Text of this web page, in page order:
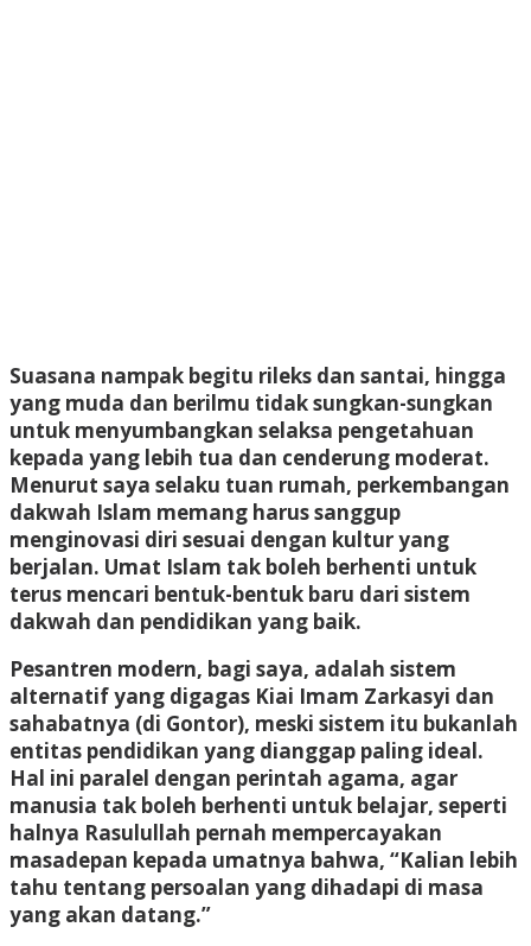
Suasana nampak begitu rileks dan santai, hingga
yang muda dan berilmu tidak sungkan-sungkan
untuk menyumbangkan selaksa pengetahuan
kepada yang lebih tua dan cenderung moderat.
Menurut saya selaku tuan rumah, perkembangan
dakwah Islam memang harus sanggup
menginovasi diri sesuai dengan kultur yang
berjalan. Umat Islam tak boleh berhenti untuk
terus mencari bentuk-bentuk baru dari sistem
dakwah dan pendidikan yang baik.
Pesantren modern, bagi saya, adalah sistem
alternatif yang digagas Kiai Imam Zarkasyi dan
sahabatnya (di Gontor), meski sistem itu bukanlah
entitas pendidikan yang dianggap paling ideal.
Hal ini paralel dengan perintah agama, agar
manusia tak boleh berhenti untuk belajar, seperti
halnya Rasulullah pernah mempercayakan
masadepan kepada umatnya bahwa, “Kalian lebih
tahu tentang persoalan yang dihadapi di masa
yang akan datang.”